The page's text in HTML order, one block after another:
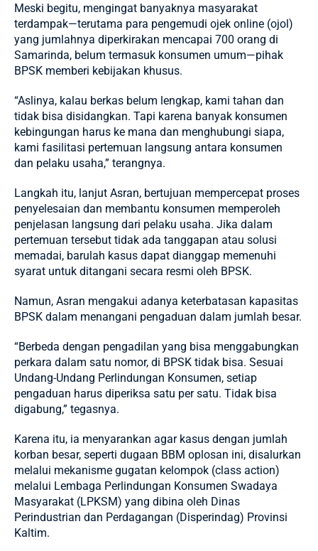
Meski begitu, mengingat banyaknya masyarakat
terdampak—terutama para pengemudi ojek online (ojol)
yang jumlahnya diperkirakan mencapai 700 orang di
Samarinda, belum termasuk konsumen umum—pihak
BPSK memberi kebijakan khusus.
“Aslinya, kalau berkas belum lengkap, kami tahan dan
tidak bisa disidangkan. Tapi karena banyak konsumen
kebingungan harus ke mana dan menghubungi siapa,
kami fasilitasi pertemuan langsung antara konsumen
dan pelaku usaha,” terangnya.
Langkah itu, lanjut Asran, bertujuan mempercepat proses
penyelesaian dan membantu konsumen memperoleh
penjelasan langsung dari pelaku usaha. Jika dalam
pertemuan tersebut tidak ada tanggapan atau solusi
memadai, barulah kasus dapat dianggap memenuhi
syarat untuk ditangani secara resmi oleh BPSK.
Namun, Asran mengakui adanya keterbatasan kapasitas
BPSK dalam menangani pengaduan dalam jumlah besar.
“Berbeda dengan pengadilan yang bisa menggabungkan
perkara dalam satu nomor, di BPSK tidak bisa. Sesuai
Undang-Undang Perlindungan Konsumen, setiap
pengaduan harus diperiksa satu per satu. Tidak bisa
digabung,” tegasnya.
Karena itu, ia menyarankan agar kasus dengan jumlah
korban besar, seperti dugaan BBM oplosan ini, disalurkan
melalui mekanisme gugatan kelompok (class action)
melalui Lembaga Perlindungan Konsumen Swadaya
Masyarakat (LPKSM) yang dibina oleh Dinas
Perindustrian dan Perdagangan (Disperindag) Provinsi
Kaltim.